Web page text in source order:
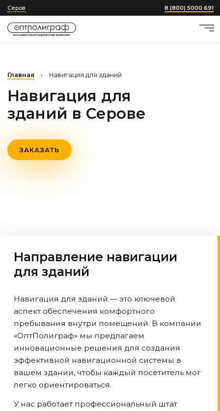
Серов 8 (800) 5000 691
Главная › Навигация для зданий
Навигация для
зданий в Серове
ЗАКАЗАТЬ
Направление навигации
для зданий
Навигация для зданий — это ключевой
аспект обеспечения комфортного
пребывания внутри помещений. В компании
«ОптПолиграф» мы предлагаем
инновационные решения для создания
эффективной навигационной системы в
вашем здании, чтобы каждый посетитель мог
легко ориентироваться.
У нас работает профессиональный штат